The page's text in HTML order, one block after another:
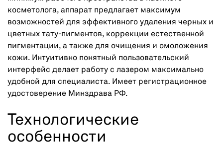
косметолога, аппарат предлагает максимум
возможностей для эффективного удаления черных и
цветных тату-пигментов, коррекции естественной
пигментации, а также для очищения и омоложения
кожи. Интуитивно понятный пользовательский
интерфейс делает работу с лазером максимально
удобной для специалиста. Имеет регистрационное
удостоверение Минздрава РФ.
Технологические
особенности